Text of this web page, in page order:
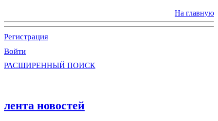
На главную
Регистрация
Войти
РАСШИРЕННЫЙ ПОИСК
лента новостей